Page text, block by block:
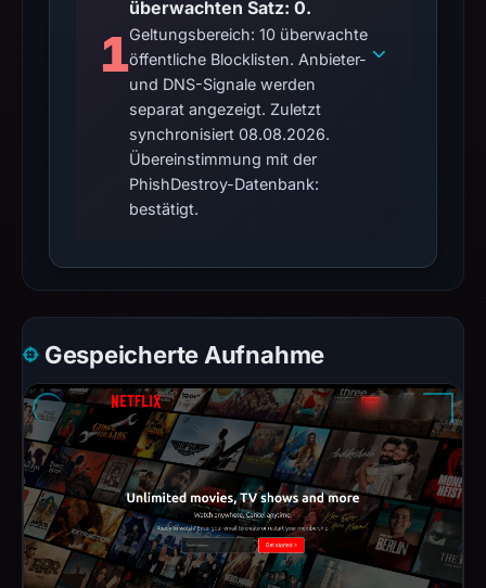
1
überwachten Satz: 0.
Geltungsbereich: 10 überwachte
öffentliche Blocklisten. Anbieter-
und DNS-Signale werden
separat angezeigt. Zuletzt
synchronisiert 08.08.2026.
Übereinstimmung mit der
PhishDestroy-Datenbank:
bestätigt.
Gespeicherte Aufnahme